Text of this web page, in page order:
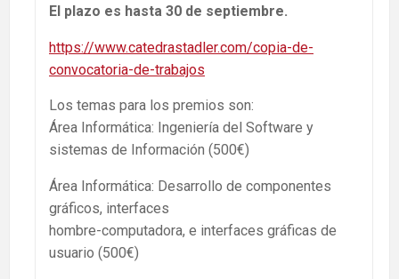
El plazo es hasta 30 de septiembre.
https://www.catedrastadler.com/copia-de-
convocatoria-de-trabajos
Los temas para los premios son:
Área Informática: Ingeniería del Software y
sistemas de Información (500€)
Área Informática: Desarrollo de componentes
gráficos, interfaces
hombre-computadora, e interfaces gráficas de
usuario (500€)